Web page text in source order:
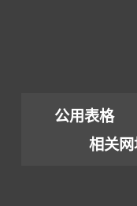
公用表格
相关网